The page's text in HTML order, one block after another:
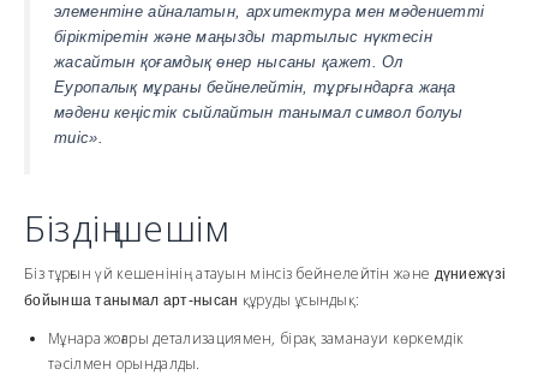
элементіне айналатын, архитектура мен мәдениетті
біріктіретін және маңызды тартылыс нүктесін
жасайтын қоғамдық өнер нысаны қажет. Ол
Еуропалық мұраны бейнелейтін, тұрғындарға жаңа
мәдени кеңістік сыйлайтын танымал символ болуы
тиіс».
Біздің шешім
Біз тұрғын үй кешенінің атауын мінсіз бейнелейтін және дүниежүзі
бойынша танымал арт-нысан құруды ұсындық:
Мұнара жоғары детализациямен, бірақ заманауи көркемдік
тәсілмен орындалды.